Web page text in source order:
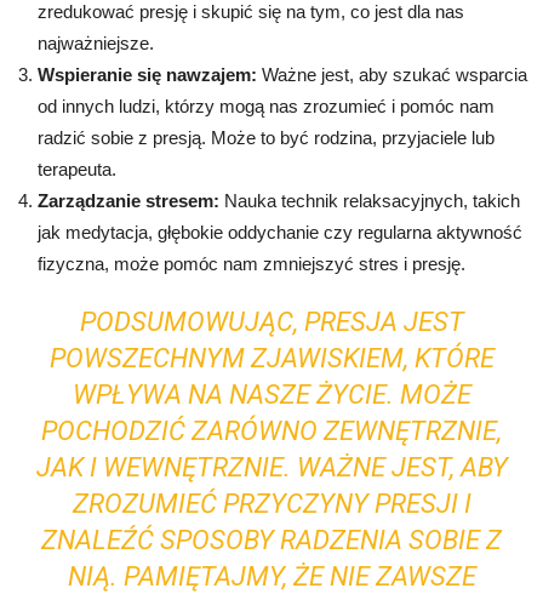
zredukować presję i skupić się na tym, co jest dla nas
najważniejsze.
Wspieranie się nawzajem: Ważne jest, aby szukać wsparcia
od innych ludzi, którzy mogą nas zrozumieć i pomóc nam
radzić sobie z presją. Może to być rodzina, przyjaciele lub
terapeuta.
Zarządzanie stresem: Nauka technik relaksacyjnych, takich
jak medytacja, głębokie oddychanie czy regularna aktywność
fizyczna, może pomóc nam zmniejszyć stres i presję.
PODSUMOWUJĄC, PRESJA JEST
POWSZECHNYM ZJAWISKIEM, KTÓRE
WPŁYWA NA NASZE ŻYCIE. MOŻE
POCHODZIĆ ZARÓWNO ZEWNĘTRZNIE,
JAK I WEWNĘTRZNIE. WAŻNE JEST, ABY
ZROZUMIEĆ PRZYCZYNY PRESJI I
ZNALEŹĆ SPOSOBY RADZENIA SOBIE Z
NIĄ. PAMIĘTAJMY, ŻE NIE ZAWSZE